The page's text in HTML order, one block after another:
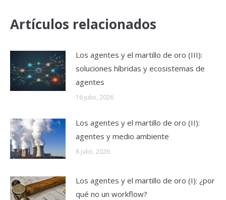
Artículos relacionados
Los agentes y el martillo de oro (III):
soluciones híbridas y ecosistemas de
agentes
16 julio, 2026
Los agentes y el martillo de oro (II):
agentes y medio ambiente
8 julio, 2026
Los agentes y el martillo de oro (I): ¿por
qué no un workflow?